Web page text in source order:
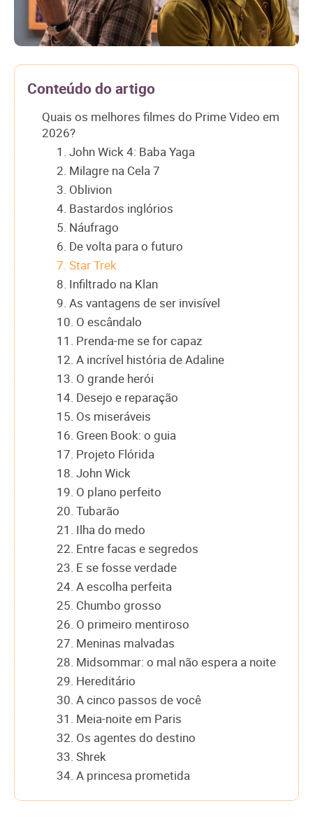
Conteúdo do artigo
Quais os melhores filmes do Prime Video em
2026?
1. John Wick 4: Baba Yaga
2. Milagre na Cela 7
3. Oblivion
4. Bastardos inglórios
5. Náufrago
6. De volta para o futuro
7. Star Trek
8. Infiltrado na Klan
9. As vantagens de ser invisível
10. O escândalo
11. Prenda-me se for capaz
12. A incrível história de Adaline
13. O grande herói
14. Desejo e reparação
15. Os miseráveis
16. Green Book: o guia
17. Projeto Flórida
18. John Wick
19. O plano perfeito
20. Tubarão
21. Ilha do medo
22. Entre facas e segredos
23. E se fosse verdade
24. A escolha perfeita
25. Chumbo grosso
26. O primeiro mentiroso
27. Meninas malvadas
28. Midsommar: o mal não espera a noite
29. Hereditário
30. A cinco passos de você
31. Meia-noite em Paris
32. Os agentes do destino
33. Shrek
34. A princesa prometida